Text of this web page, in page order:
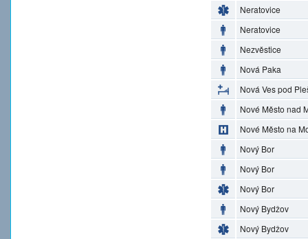
Neratovice
Neratovice
Nezvěstice
Nová Paka
Nová Ves pod
Nové Město nad
Nové Město na
Nový Bor
Nový Bor
Nový Bor
Nový Bydžov
Nový Bydžov